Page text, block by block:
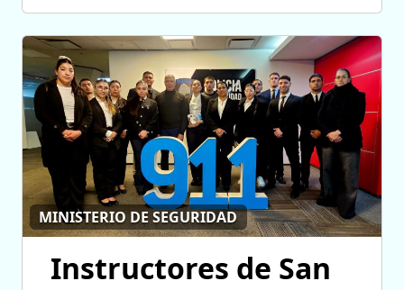
MINISTERIO DE SEGURIDAD
Instructores de San